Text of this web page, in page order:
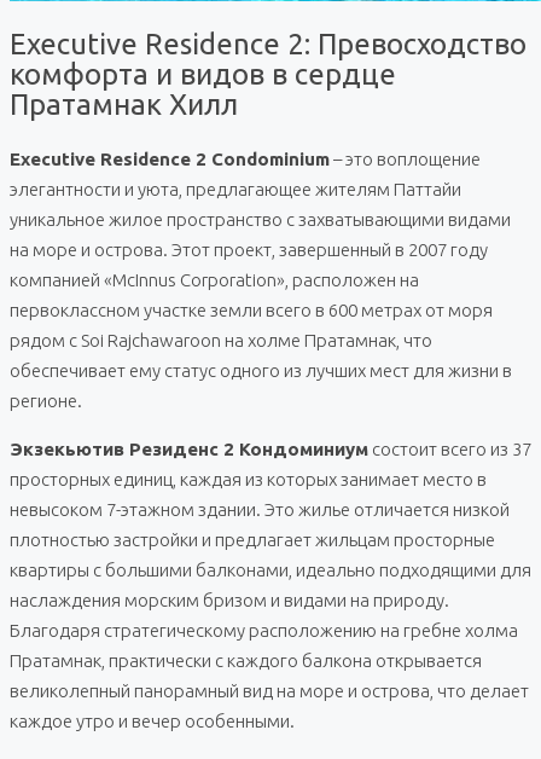
Executive Residence 2: Превосходство
комфорта и видов в сердце
Пратамнак Хилл
Executive Residence 2 Condominium– это воплощение
элегантности и уюта, предлагающее жителям Паттайи
уникальное жилое пространство с захватывающими видами
на море и острова. Этот проект, завершенный в 2007 году
компанией «McInnus Corporation», расположен на
первоклассном участке земли всего в 600 метрах от моря
рядом с Soi Rajchawaroon на холме Пратамнак, что
обеспечивает ему статус одного из лучших мест для жизни в
регионе.
Экзекьютив Резиденс 2 Кондоминиум состоит всего из 37
просторных единиц, каждая из которых занимает место в
невысоком 7-этажном здании. Это жилье отличается низкой
плотностью застройки и предлагает жильцам просторные
квартиры с большими балконами, идеально подходящими для
наслаждения морским бризом и видами на природу.
Благодаря стратегическому расположению на гребне холма
Пратамнак, практически с каждого балкона открывается
великолепный панорамный вид на море и острова, что делает
каждое утро и вечер особенными.